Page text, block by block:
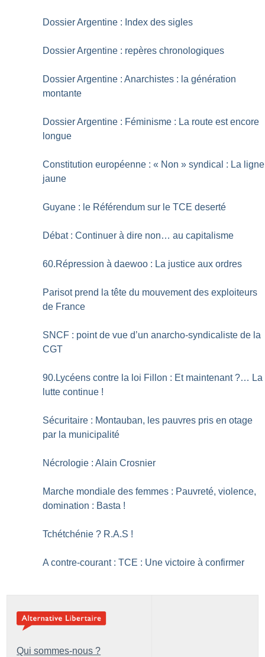
Dossier Argentine : Index des sigles
Dossier Argentine : repères chronologiques
Dossier Argentine : Anarchistes : la génération
montante
Dossier Argentine : Féminisme : La route est encore
longue
Constitution européenne : « Non » syndical : La ligne
jaune
Guyane : le Référendum sur le TCE deserté
Débat : Continuer à dire non… au capitalisme
60.Répression à daewoo : La justice aux ordres
Parisot prend la tête du mouvement des exploiteurs
de France
SNCF : point de vue d’un anarcho-syndicaliste de la
CGT
90.Lycéens contre la loi Fillon : Et maintenant ?… La
lutte continue !
Sécuritaire : Montauban, les pauvres pris en otage
par la municipalité
Nécrologie : Alain Crosnier
Marche mondiale des femmes : Pauvreté, violence,
domination : Basta !
Tchétchénie ? R.A.S !
A contre-courant : TCE : Une victoire à confirmer
Qui sommes-nous ?